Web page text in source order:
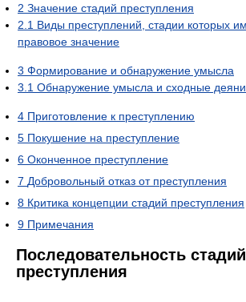
2 Значение стадий преступления
2.1 Виды преступлений, стадии которых
правовое значение
3 Формирование и обнаружение умысла
3.1 Обнаружение умысла и сходные
4 Приготовление к преступлению
5 Покушение на преступление
6 Оконченное преступление
7 Добровольный отказ от преступления
8 Критика концепции стадий преступления
9 Примечания
Последовательность стадий
преступления